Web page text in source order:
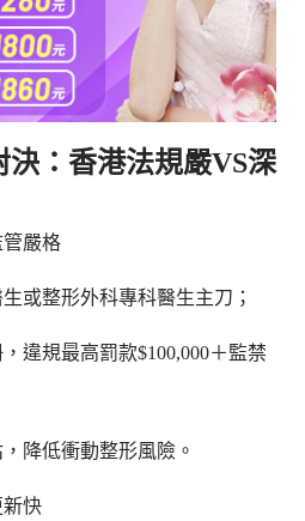
決：香港法規嚴VS深
管嚴格
或整形外科專科醫生主刀；
違規最高罰款$100,000＋監禁
降低衝動整形風險。
新快